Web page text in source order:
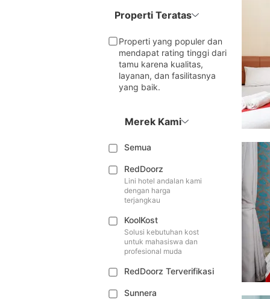
Properti Teratas
Properti yang populer dan
mendapat rating tinggi dari
tamu karena kualitas,
layanan, dan fasilitasnya
yang baik.
Merek Kami
Semua
RedDoorz
Lini hotel andalan kami
dengan harga
terjangkau
KoolKost
Solusi kebutuhan kost
untuk mahasiswa dan
profesional muda
RedDoorz Terverifikasi
Sunnera